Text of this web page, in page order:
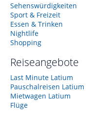
Sehenswürdigkeiten
Sport & Freizeit
Essen & Trinken
Nightlife
Shopping
Reiseangebote
Last Minute Latium
Pauschalreisen Latium
Mietwagen Latium
Flüge